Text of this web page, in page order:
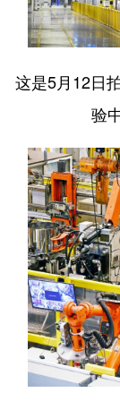
这是5月12日
验